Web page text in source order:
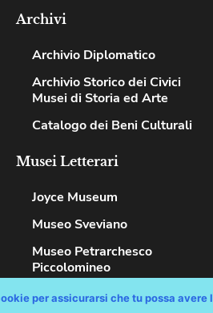
Archivi
Archivio Diplomatico
Archivio Storico dei Civici
Musei di Storia ed Arte
Catalogo dei Beni Culturali
Musei Letterari
Joyce Museum
Museo Sveviano
Museo Petrarchesco
Piccolomineo
per assicurarsi che tu possa